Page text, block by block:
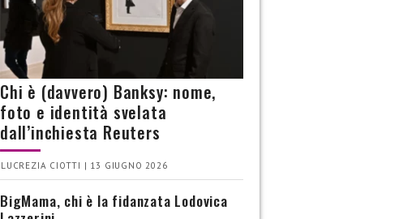
Chi è (davvero) Banksy: nome,
foto e identità svelata
dall’inchiesta Reuters
LUCREZIA CIOTTI | 13 GIUGNO 2026
BigMama, chi è la fidanzata Lodovica